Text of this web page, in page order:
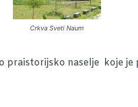
Crkva Sveti Naum
praistorijsko naselje koje